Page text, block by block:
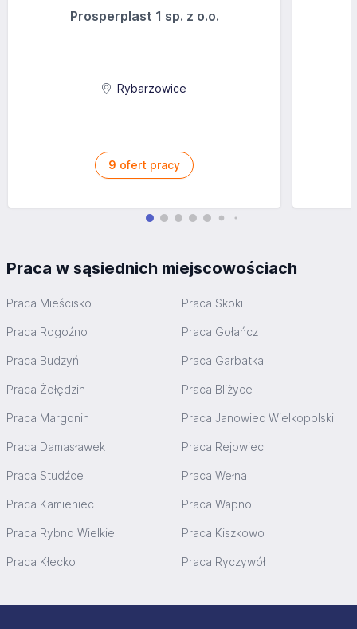
Prosperplast 1 sp. z o.o.
Rybarzowice
9 ofert pracy
Praca w sąsiednich miejscowościach
Praca Mieścisko Praca Skoki
Praca Rogoźno Praca Gołańcz
Praca Budzyń Praca Garbatka
Praca Żołędzin Praca Bliżyce
Praca Margonin Praca Janowiec Wielkopolski
Praca Damasławek Praca Rejowiec
Praca Studźce Praca Wełna
Praca Kamieniec Praca Wapno
Praca Rybno Wielkie Praca Kiszkowo
Praca Kłecko Praca Ryczywół